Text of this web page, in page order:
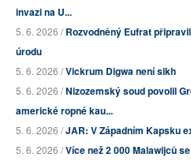
invazi na U...
5. 6. 2026 /Rozvodněný Eufrat
úrodu
5. 6. 2026 /Vickrum Digwa není sikh
5. 6. 2026 /Nizozemský soud povolil
americké ropné kau...
5. 6. 2026 /JAR: V Západním Kapsku
5. 6. 2026 /Více než 2 000 Malawijců